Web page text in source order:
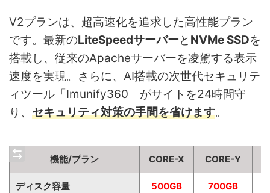
V2プランは、超高速化を追求した高性能プラン
です。最新のLiteSpeedサーバーと NVMe SSDを
搭載し、従来のApacheサーバーを凌駕する表示
速度を実現。さらに、AI搭載の次世代セキュリテ
ィツール「Imunify360」がサイトを24時間守
り、 セキュリティ対策の手間を省けます。
機能/プラン CORE-X CORE-Y
ディスク容量 500GB 700GB